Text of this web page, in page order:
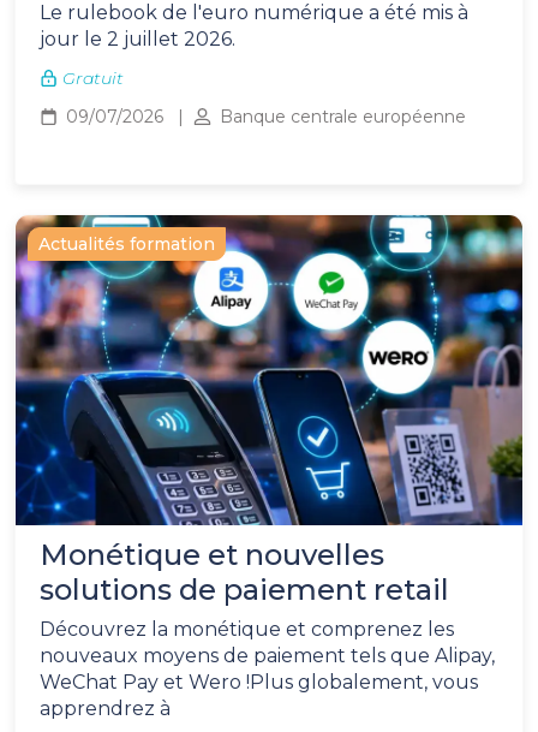
Le rulebook de l'euro numérique a été mis à
jour le 2 juillet 2026.
Gratuit
09/07/2026
Banque centrale européenne
Actualités formation
Monétique et nouvelles
solutions de paiement retail
Découvrez la monétique et comprenez les
nouveaux moyens de paiement tels que Alipay,
WeChat Pay et Wero !Plus globalement, vous
apprendrez à